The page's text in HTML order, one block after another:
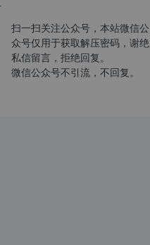
扫一扫关注公众号，本站微信公
众号仅用于获取解压密码，谢绝
私信留言，拒绝回复。
微信公众号不引流，不回复。